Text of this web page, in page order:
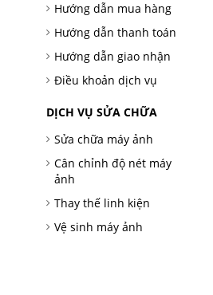
Hướng dẫn mua hàng
Hướng dẫn thanh toán
Hướng dẫn giao nhận
Điều khoản dịch vụ
DỊCH VỤ SỬA CHỮA
Sửa chữa máy ảnh
Cân chỉnh độ nét máy
ảnh
Thay thế linh kiện
Vệ sinh máy ảnh